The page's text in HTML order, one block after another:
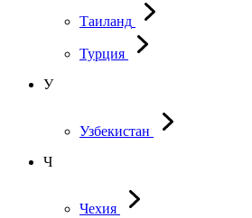
Таиланд
Турция
У
Узбекистан
Ч
Чехия